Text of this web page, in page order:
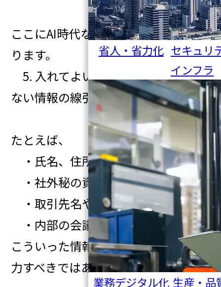
省人・省力化 セキュリ
インフラ
業務デジタル化 生産・品
ここにAI時代ならではの視点が加わ
ります。
5. 入れてよい情報／入れてはいけ
ない情報の線引き
たとえば、
・氏名、住所、メールアドレス
・社外秘の資料
・取引先名や顧客情報
・内部の会議記録
こういった情報は、原則そのまま入
力すべきではありません。